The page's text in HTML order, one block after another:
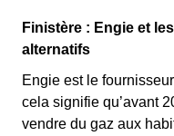
Finistère : Engie et
alternatifs
Engie est le
cela signifie qu’avant
vendre du gaz aux